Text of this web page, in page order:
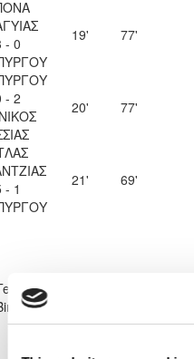
- 0
19' 77'
- 2
20' 77'
- 1
21' 69'